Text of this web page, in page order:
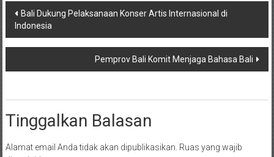
Navigasi
pos
Bali Dukung Pelaksanaan Konser Artis Internasional di
Indonesia
Pemprov Bali Komit Menjaga Bahasa Bali
Tinggalkan Balasan
Alamat email Anda tidak akan dipublikasikan. Ruas yang wajib